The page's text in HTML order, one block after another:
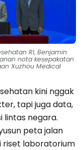
RI, Benjamin
nota kesepakatan
Xuzhou Medical
kini nggak
tapi juga data,
lintas negara.
peta jalan
riset laboratorium